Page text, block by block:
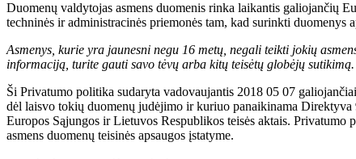
Duomenų valdytojas asmens duomenis rinka laikantis galiojančių
techninės ir administracinės priemonės tam, kad surinkti
Asmenys, kurie yra jaunesni negu 16 metų, negali teikti jokių
informaciją, turite gauti savo tėvų arba kitų teisėtų globėjų sutikimą.
Ši Privatumo politika sudaryta vadovaujantis 2018 05 07
dėl laisvo tokių duomenų judėjimo ir kuriuo panaikinama Direktyva
Europos Sąjungos ir Lietuvos Respublikos teisės aktais. Privatumo
asmens duomenų teisinės apsaugos įstatyme.